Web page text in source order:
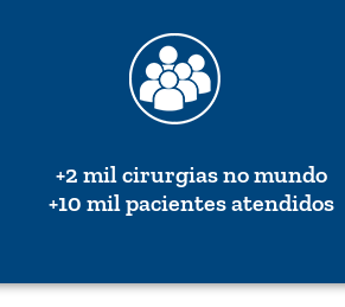
+2 mil cirurgias no mundo
+10 mil pacientes atendidos